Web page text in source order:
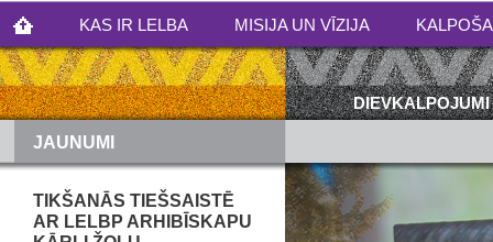
KAS IR LELBA MISIJA UN VĪZIJA
DIEVKALPOJUMI
JAUNUMI
TIKŠANĀS TIEŠSAISTĒ
AR LELBP ARHIBĪSKAPU